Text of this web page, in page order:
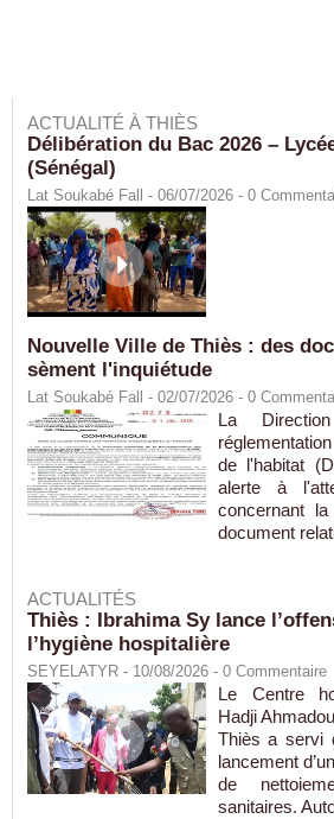
ACTUALITÉ À THIÈS
Délibération du Bac 2026 –
(Sénégal)
Lat Soukabé Fall - 06/07/2026 - 0
Nouvelle Ville de Thiès : des
sèment l'inquiétude
Lat Soukabé Fall - 02/07/2026 - 0
La
de l'habitat
alerte à
concernant
document
ACTUALITÉS
Thiès : Ibrahima Sy lance
l’hygiène hospitalière
SEYELATYR - 10/08/2026 - 0 Commentaire
Le Centre
Hadji
Thiès a servi
lancement
de
sanitaires.